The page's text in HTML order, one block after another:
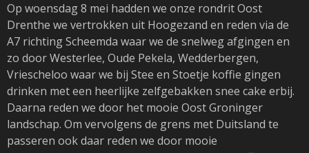
Op woensdag 8 mei hadden we onze rondrit Oost
Drenthe we vertrokken uit Hoogezand en reden via de
A7 richting Scheemda waar we de snelweg afgingen en
zo door Westerlee, Oude Pekela, Wedderbergen,
Vriescheloo waar we bij Stee en Stoetje koffie gingen
drinken met een heerlijke zelfgebakken snee cake erbij.
Daarna reden we door het mooie Oost Groninger
landschap. Om vervolgens de grens met Duitsland te
passeren ook daar reden we door mooie